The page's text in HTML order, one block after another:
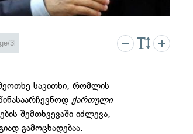
საკითხი, რომლის
ქართული
შემთხვევაში იძლევა,
გამოცხადებაა.